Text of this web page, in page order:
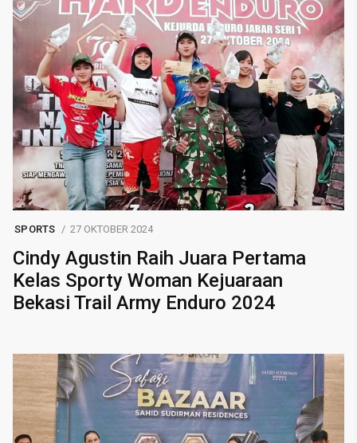
SPORTS 27 OKTOBER 2024
Cindy Agustin Raih Juara Pertama
Kelas Sporty Woman Kejuaraan
Bekasi Trail Army Enduro 2024